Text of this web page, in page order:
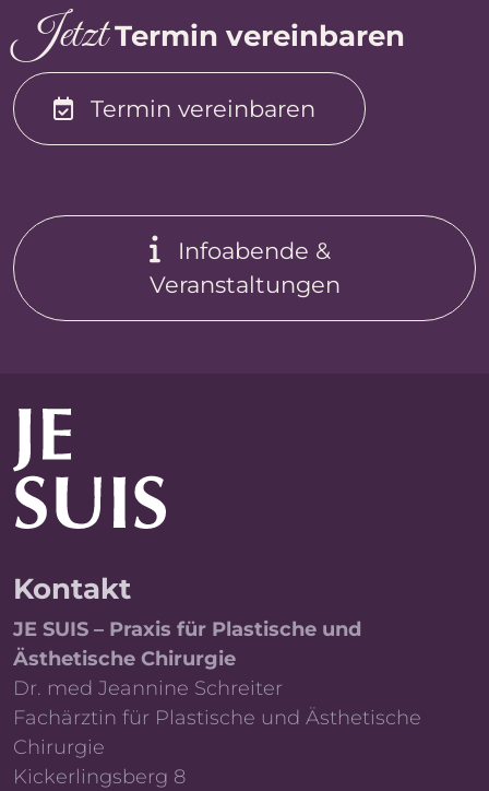
JetztTermin vereinbaren
Termin vereinbaren
Infoabende &
Veranstaltungen
Kontakt
JE SUIS – Praxis für Plastische und
Ästhetische Chirurgie
Dr. med Jeannine Schreiter
Fachärztin für Plastische und Ästhetische
Chirurgie
Kickerlingsberg 8